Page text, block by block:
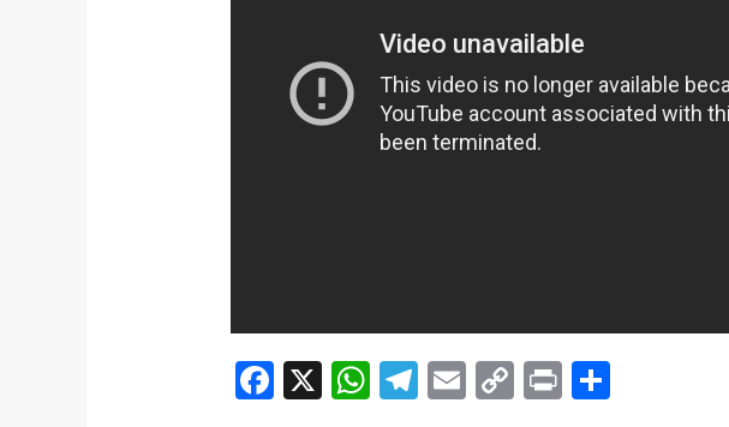
Facebook
X WhatsApp
Telegram
EmailCopyPrint